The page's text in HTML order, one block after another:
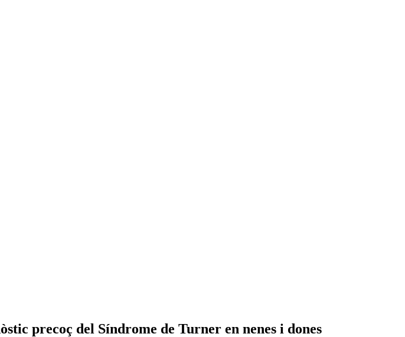
precoç del Síndrome de Turner en nenes i dones